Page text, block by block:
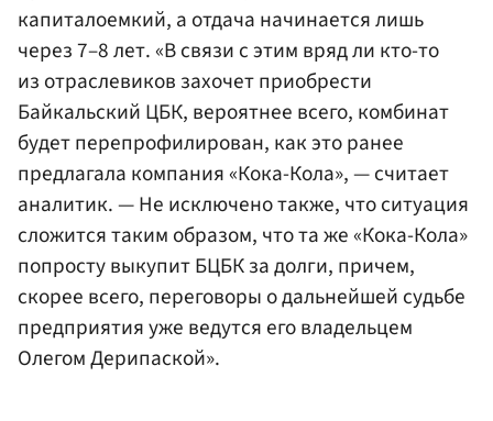
капиталоемкий, а отдача начинается лишь
через 7–8 лет. «В связи с этим вряд ли кто-то
из отраслевиков захочет приобрести
Байкальский ЦБК, вероятнее всего, комбинат
будет перепрофилирован, как это ранее
предлагала компания «Кока-Кола», — считает
аналитик. — Не исключено также, что ситуация
сложится таким образом, что та же «Кока-Кола»
попросту выкупит БЦБК за долги, причем,
скорее всего, переговоры о дальнейшей судьбе
предприятия уже ведутся его владельцем
Олегом Дерипаской».